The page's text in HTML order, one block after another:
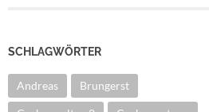
SCHLAGWÖRTER
Andreas Brungerst